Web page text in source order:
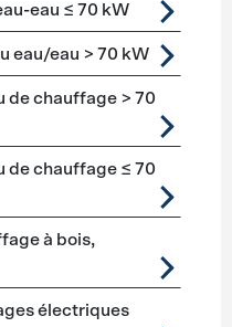
eau ≤ 70 kW
eau/eau > 70 kW
de chauffage > 70
de chauffage ≤ 70
à bois,
électriques